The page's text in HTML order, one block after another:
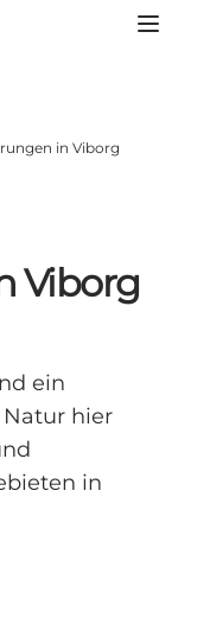
in Viborg
Viborg
ein
Natur hier
in